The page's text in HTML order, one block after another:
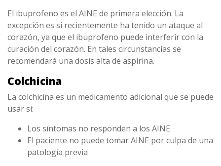
El ibuprofeno es el AINE de primera elección. La
excepción es si recientemente ha tenido un ataque al
corazón, ya que el ibuprofeno puede interferir con la
curación del corazón. En tales circunstancias se
recomendará una dosis alta de aspirina.
Colchicina
La colchicina es un medicamento adicional que se puede
usar si:
Los síntomas no responden a los AINE
El paciente no puede tomar AINE por culpa de una
patología previa